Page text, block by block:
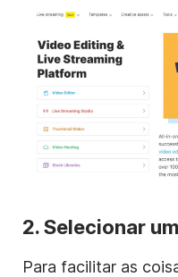
2. Selecionar
Para facilitar as